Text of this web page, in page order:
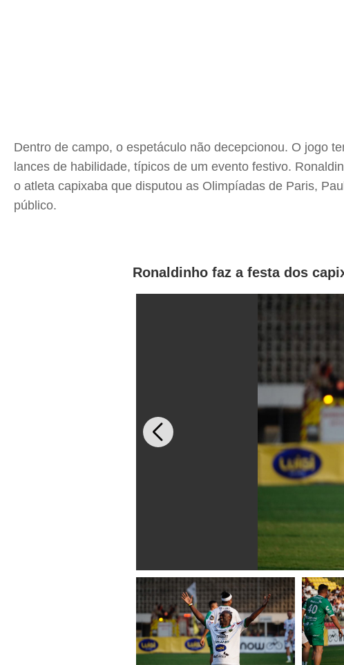
Dentro de campo, o espetáculo não decepcionou. O jogo
lances de habilidade, típicos de um evento festivo.
o atleta capixaba que disputou as Olimpíadas de Paris,
público.
Ronaldinho faz a festa dos